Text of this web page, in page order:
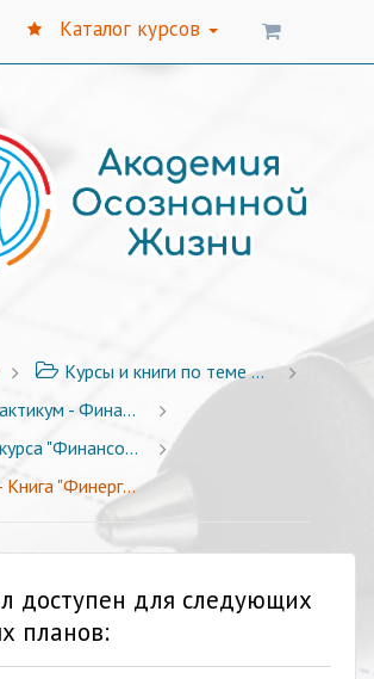
Каталог курсов
Курсы и книги по теме финансов
Уверенность 3.0 - 17 уроков + Бонусы
уверенность 3.0"
открыть финансовый поток за один месяц"
доступен для следующих
планов: